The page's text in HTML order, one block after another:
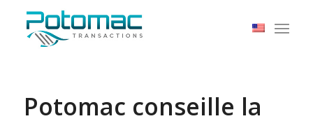
Potomac conseille la